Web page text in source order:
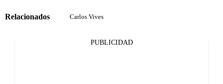
Relacionados Carlos Vives
PUBLICIDAD